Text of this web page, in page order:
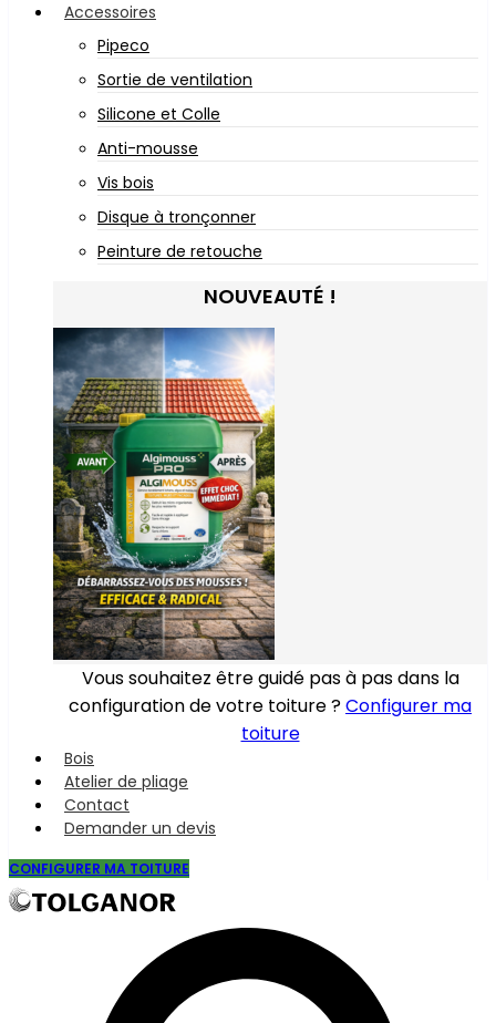
Accessoires
Pipeco
Sortie de ventilation
Silicone et Colle
Anti-mousse
Vis bois
Disque à tronçonner
Peinture de retouche
NOUVEAUTÉ !
Vous souhaitez être guidé pas à pas dans la
configuration de votre toiture ?Configurer ma
toiture
Bois
Atelier de pliage
Contact
Demander un devis
CONFIGURER MA TOITURE